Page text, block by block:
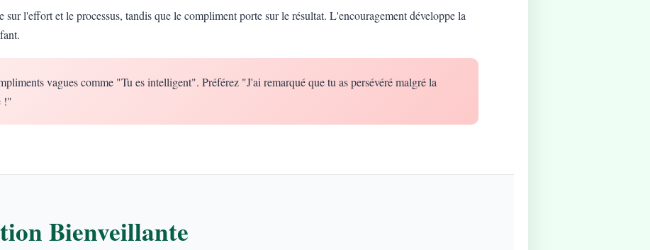
sur l'effort et le processus, tandis que le compliment porte sur le résultat. L'encouragement développe la
vagues comme "Tu es intelligent". Préférez "J'ai remarqué que tu as persévéré malgré la
!"
Bienveillante